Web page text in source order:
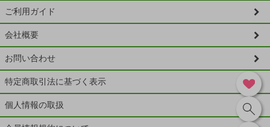
ご利用ガイド
会社概要
お問い合わせ
特定商取引法に基づく表示
個人情報の取扱